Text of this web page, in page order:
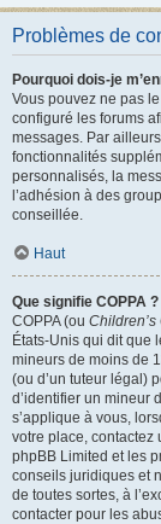
Problèmes de
Pourquoi dois-je
Vous pouvez ne pas
configuré les forums
messages. Par
fonctionnalités
personnalisés, la
l’adhésion à des
conseillée.
Haut
Que signifie COPPA ?
COPPA (ou
États-Unis qui dit que
mineurs de moins de
(ou d’un tuteur légal)
d’identifier un mineur
s’applique à vous,
votre place, contactez
phpBB Limited et les
conseils juridiques et
de toutes sortes, à
contacter pour les